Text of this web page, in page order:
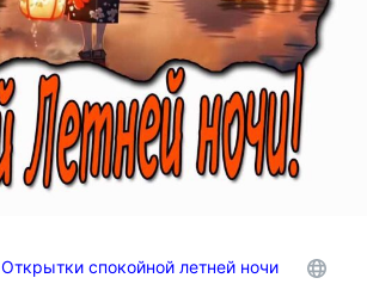
Открытки спокойной летней ночи